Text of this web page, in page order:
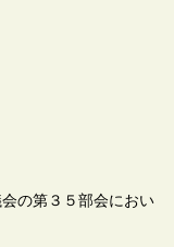
の第３５部会におい